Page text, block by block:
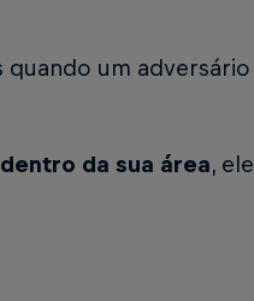
quando um adversário
dentro da sua área, ele